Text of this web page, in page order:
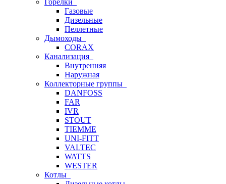
Горелки
Газовые
Дизельные
Пеллетные
Дымоходы
CORAX
Канализация
Внутренняя
Наружная
Коллекторные группы
DANFOSS
FAR
IVR
STOUT
TIEMME
UNI-FITT
VALTEC
WATTS
WESTER
Котлы